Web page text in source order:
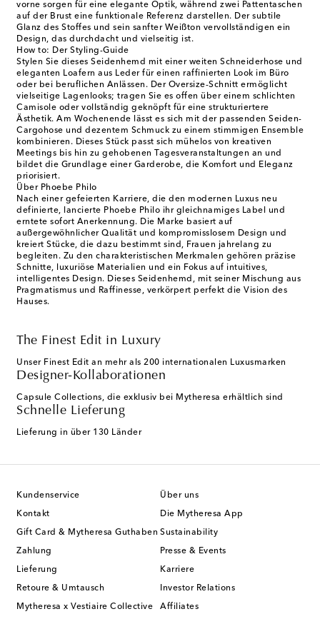
vorne sorgen für eine elegante Optik, während zwei Pattentaschen
auf der Brust eine funktionale Referenz darstellen. Der subtile
Glanz des Stoffes und sein sanfter Weißton vervollständigen ein
Design, das durchdacht und vielseitig ist.
How to: Der Styling-Guide
Stylen Sie dieses Seidenhemd mit einer weiten Schneiderhose und
eleganten Loafern aus Leder für einen raffinierten Look im Büro
oder bei beruflichen Anlässen. Der Oversize-Schnitt ermöglicht
vielseitige Lagenlooks; tragen Sie es offen über einem schlichten
Camisole oder vollständig geknöpft für eine strukturiertere
Ästhetik. Am Wochenende lässt es sich mit der passenden Seiden-
Cargohose und dezentem Schmuck zu einem stimmigen Ensemble
kombinieren. Dieses Stück passt sich mühelos von kreativen
Meetings bis hin zu gehobenen Tagesveranstaltungen an und
bildet die Grundlage einer Garderobe, die Komfort und Eleganz
priorisiert.
Über Phoebe Philo
Nach einer gefeierten Karriere, die den modernen Luxus neu
definierte, lancierte Phoebe Philo ihr gleichnamiges Label und
erntete sofort Anerkennung. Die Marke basiert auf
außergewöhnlicher Qualität und kompromisslosem Design und
kreiert Stücke, die dazu bestimmt sind, Frauen jahrelang zu
begleiten. Zu den charakteristischen Merkmalen gehören präzise
Schnitte, luxuriöse Materialien und ein Fokus auf intuitives,
intelligentes Design. Dieses Seidenhemd, mit seiner Mischung aus
Pragmatismus und Raffinesse, verkörpert perfekt die Vision des
Hauses.
The Finest Edit in Luxury
Unser Finest Edit an mehr als 200 internationalen Luxusmarken
Designer-Kollaborationen
Capsule Collections, die exklusiv bei Mytheresa erhältlich sind
Schnelle Lieferung
Lieferung in über 130 Länder
Kundenservice
Kontakt
Gift Card & Mytheresa Guthaben
Zahlung
Lieferung
Retoure & Umtausch
Mytheresa x Vestiaire Collective
Über uns
Die Mytheresa App
Sustainability
Presse & Events
Karriere
Investor Relations
Affiliates